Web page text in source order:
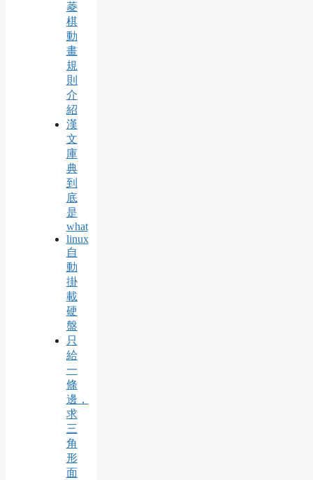
菱
棋
動
畫
規
則
介
紹
漢
文
庫
典
到
底
是
what
linux
自
動
掛
載
硬
盤
只
給
一
條
邊，
求
三
角
形
面